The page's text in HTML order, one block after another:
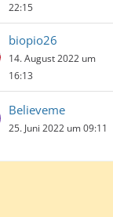
22:15
biopio26
14. August 2022 um
16:13
Believeme
25. Juni 2022 um 09:11